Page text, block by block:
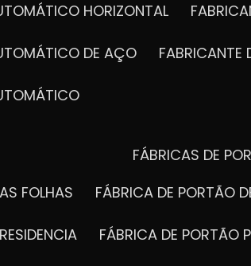
HORIZONTAL
DE AÇO
FÁBRICAS DE
FOLHAS
FÁBRICA DE PORTÃO
FÁBRICA DE